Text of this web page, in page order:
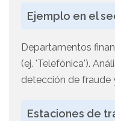
Ejemplo en el
Departamentos
(ej. 'Telefónica').
detección de fraude
Estaciones de